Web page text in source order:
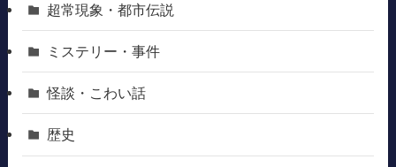
超常現象・都市伝説
ミステリー・事件
怪談・こわい話
歴史